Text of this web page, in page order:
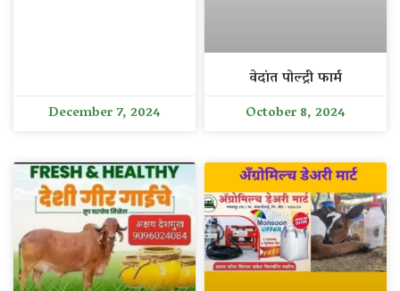
December 7, 2024
वेदांत पोल्ट्री फार्म
October 8, 2024